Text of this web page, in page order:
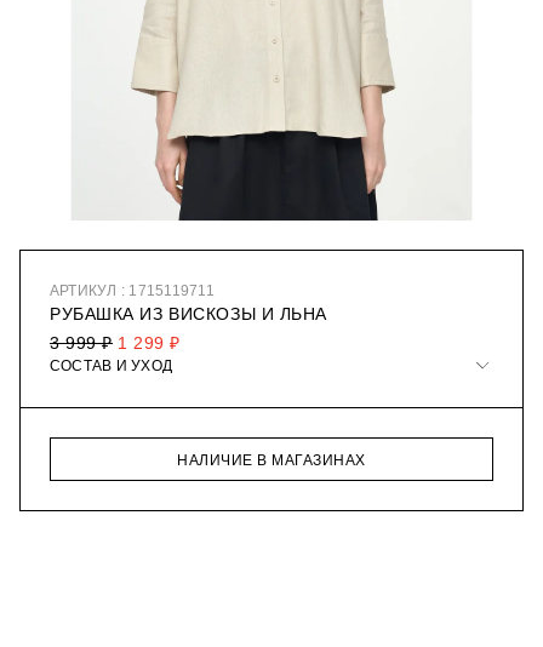
АРТИКУЛ : 1715119711
РУБАШКА ИЗ ВИСКОЗЫ И ЛЬНА
1 299 ₽
3 999 ₽
СОСТАВ И УХОД
НАЛИЧИЕ В МАГАЗИНАХ